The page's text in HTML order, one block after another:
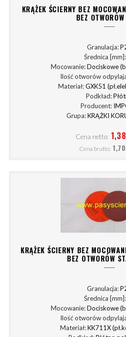
KRĄŻEK ŚCIERNY BEZ
BEZ
Granulacja:
Średnica [mm]:
Mocowanie:Dociskowe
Ilość otworów
Materiał:GXK51
Podkład:
Producent:
Grupa:KRĄŻKI
Cena netto:
Cena brutto:
KRĄŻEK ŚCIERNY BEZ
BEZ OTWORÓW
Granulacja:
Średnica [mm]:
Mocowanie:Dociskowe
Ilość otworów
Materiał:KK711X